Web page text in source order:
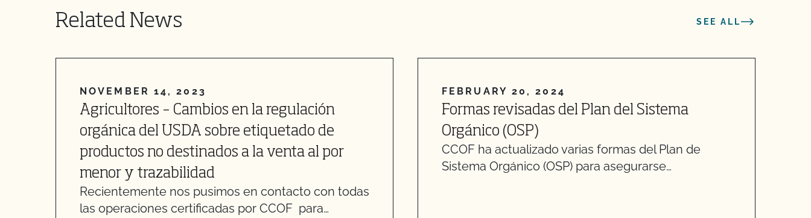
Related News SEE ALL
NOVEMBER 14, 2023
Agricultores – Cambios en la regulación
orgánica del USDA sobre etiquetado de
productos no destinados a la venta al por
menor y trazabilidad
Recientemente nos pusimos en contacto con todas
las operaciones certificadas por CCOF para…
FEBRUARY 20, 2024
Formas revisadas del Plan del Sistema
Orgánico (OSP)
CCOF ha actualizado varias formas del Plan de
Sistema Orgánico (OSP) para asegurarse…